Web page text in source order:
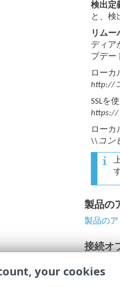
検出定
と、検
リム
ディア
プデー
ローカ
http://
SSLを
https://
ローカ
\\コン
製品の
製品の
接続オ
your cookies